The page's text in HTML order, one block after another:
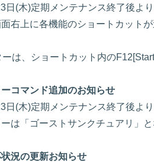
日(木)定期メンテナンス終了後よ
右上に各機能のショートカット
は、ショートカット内の
コマンド追加のお知らせ
日(木)定期メンテナンス終了後よ
は「ゴーストサンクチュアリ」
況の更新お知らせ